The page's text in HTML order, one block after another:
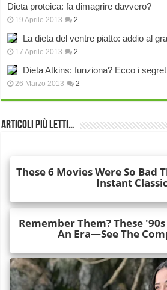
Dieta proteica: fa dimagrire davvero?
19 Aprile 2013 2
La dieta del ventre piatto: addio al
17 Aprile 2013 2
Dieta Atkins: funziona? Ecco i
26 Marzo 2013 2
Articoli più Letti…